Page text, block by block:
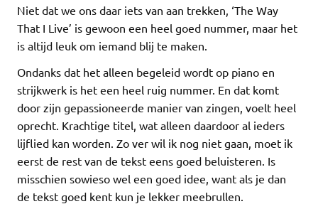
Niet dat we ons daar iets van aan trekken, ‘The Way
That I Live’ is gewoon een heel goed nummer, maar het
is altijd leuk om iemand blij te maken.
Ondanks dat het alleen begeleid wordt op piano en
strijkwerk is het een heel ruig nummer. En dat komt
door zijn gepassioneerde manier van zingen, voelt heel
oprecht. Krachtige titel, wat alleen daardoor al ieders
lijflied kan worden. Zo ver wil ik nog niet gaan, moet ik
eerst de rest van de tekst eens goed beluisteren. Is
misschien sowieso wel een goed idee, want als je dan
de tekst goed kent kun je lekker meebrullen.